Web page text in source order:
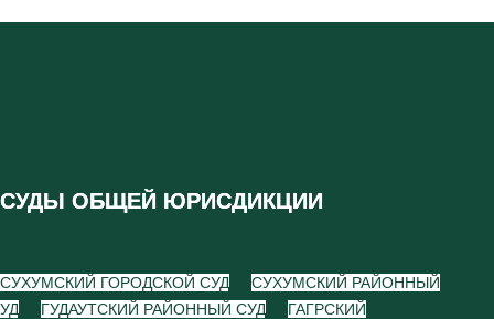
СУДЫ ОБЩЕЙ ЮРИСДИКЦИИ
СУХУМСКИЙ ГОРОДСКОЙ СУД
СУХУМСКИЙ РАЙОННЫЙ
ГУДАУТСКИЙ РАЙОННЫЙ СУД
ГАГРСКИЙ